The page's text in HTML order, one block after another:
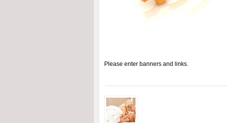
Please enter banners and links.